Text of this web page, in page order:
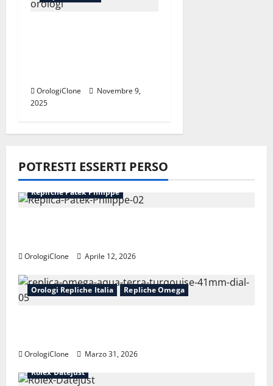
OrologiClone
Novembre 9,
2025
POTRESTI ESSERTI PERSO
Repliche Patek Philippe
OrologiClone Aprile 12, 2026
Orologi Repliche Italia Repliche Omega
OrologiClone Marzo 31, 2026
Orologi Repliche Italia
Repliche Rolex
Rolex Datejust